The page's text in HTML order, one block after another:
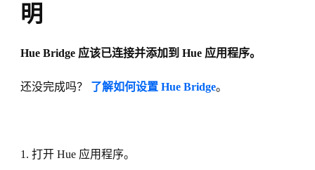
明
Hue Bridge 应该已连接并添加到 Hue 应用程序。
还没完成吗？ 了解如何设置 Hue Bridge。
1. 打开 Hue 应用程序。